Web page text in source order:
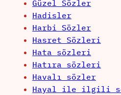
Güzel Sözler
Hadisler
Harbi Sözler
Hasret Sözleri
Hata sözleri
Hatıra sözleri
Havalı sözler
Hayal ile ilgili